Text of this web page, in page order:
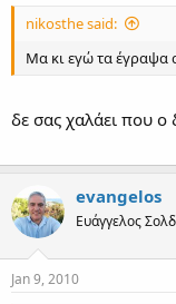
nikosthe said:
Μα κι εγώ τα έγραψα
δε σας χαλάει που ο
evangelos
Ευάγγελος
Jan 9, 2010